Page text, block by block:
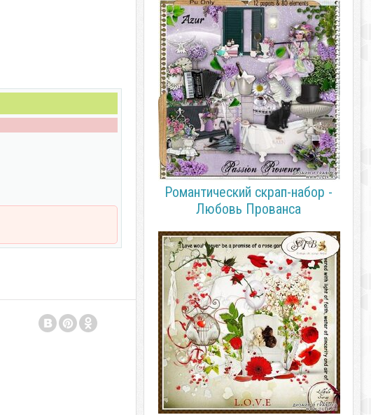
Романтический скрап-набор -
Любовь Прованса